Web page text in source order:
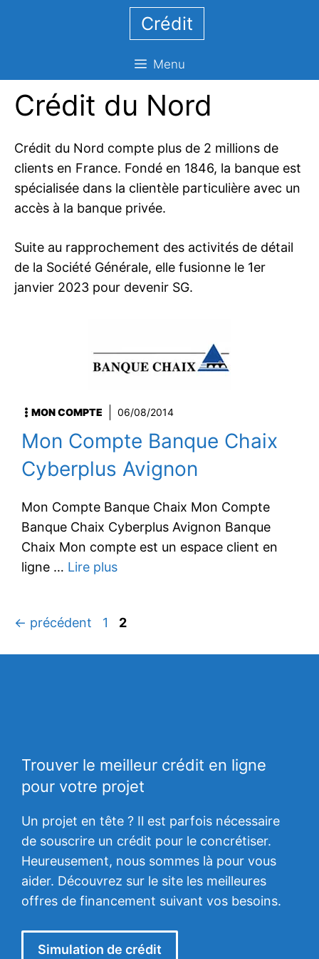
Crédit
Menu
Crédit du Nord
Crédit du Nord compte plus de 2 millions de
clients en France. Fondé en 1846, la banque est
spécialisée dans la clientèle particulière avec un
accès à la banque privée.
Suite au rapprochement des activités de détail
de la Société Générale, elle fusionne le 1er
janvier 2023 pour devenir SG.
MON COMPTE 06/08/2014
Mon Compte Banque Chaix
Cyberplus Avignon
Mon Compte Banque Chaix Mon Compte
Banque Chaix Cyberplus Avignon Banque
Chaix Mon compte est un espace client en
ligne … Lire plus
← précédent Page
1 Page
2
Trouver le meilleur crédit en ligne
pour votre projet
Un projet en tête ? Il est parfois nécessaire
de souscrire un crédit pour le concrétiser.
Heureusement, nous sommes là pour vous
aider. Découvrez sur le site les meilleures
offres de financement suivant vos besoins.
Simulation de crédit